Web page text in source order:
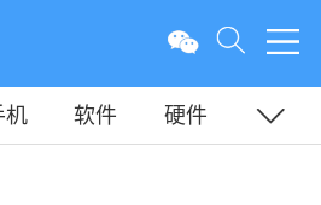
机 软件
硬件